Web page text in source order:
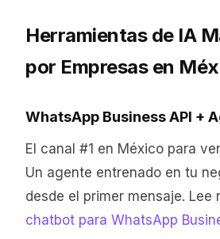
Herramientas de IA
por Empresas en
WhatsApp Business API +
El canal #1 en México para
Un agente entrenado en tu
desde el primer mensaje. Lee
chatbot para WhatsApp